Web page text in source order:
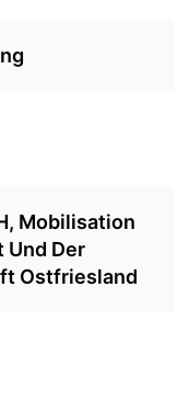
Mobilisation
Und Der
Ostfriesland